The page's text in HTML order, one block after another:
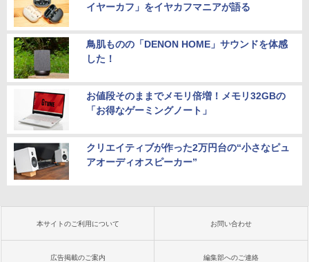
イヤーカフ」をイヤカフマニアが語る
鳥肌ものの「DENON HOME」サウンドを体感
した！
お値段そのままでメモリ倍増！メモリ32GBの
「お得なゲーミングノート」
クリエイティブが作った2万円台の“小さなピュ
アオーディオスピーカー”
本サイトのご利用について お問い合わせ
広告掲載のご案内 編集部へのご連絡